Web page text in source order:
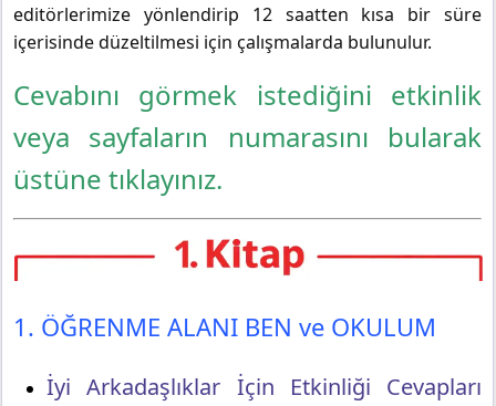
editörlerimize yönlendirip 12 saatten kısa bir süre
içerisinde düzeltilmesi için çalışmalarda bulunulur.
Cevabını görmek istediğini etkinlik
veya sayfaların numarasını bularak
üstüne tıklayınız.
1. ÖĞRENME ALANI BEN ve OKULUM
İyi Arkadaşlıklar İçin Etkinliği Cevapları